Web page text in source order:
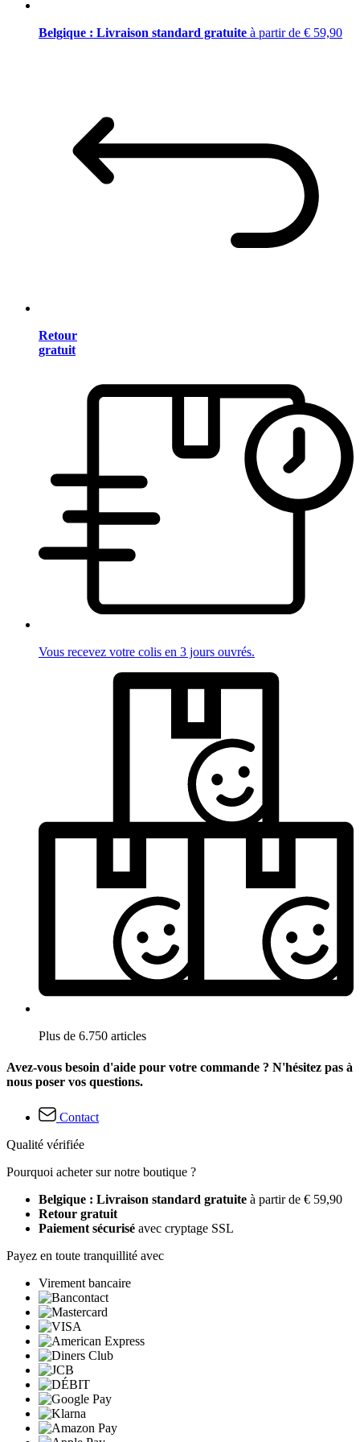
Belgique : Livraison standard gratuite à partir de € 59,90
Retour
gratuit
Vous recevez votre colis en 3 jours ouvrés.
Plus de 6.750 articles
Avez-vous besoin d'aide pour votre commande ? N'hésitez pas à
nous poser vos questions.
Contact
Qualité vérifiée
Pourquoi acheter sur notre boutique ?
Belgique : Livraison standard gratuite à partir de € 59,90
Retour gratuit
Paiement sécurisé avec cryptage SSL
Payez en toute tranquillité avec
Virement bancaire